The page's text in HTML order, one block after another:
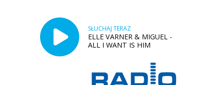
SŁUCHAJ TERAZ
ELLE VARNER & MIGUEL -
ALL I WANT IS HIM